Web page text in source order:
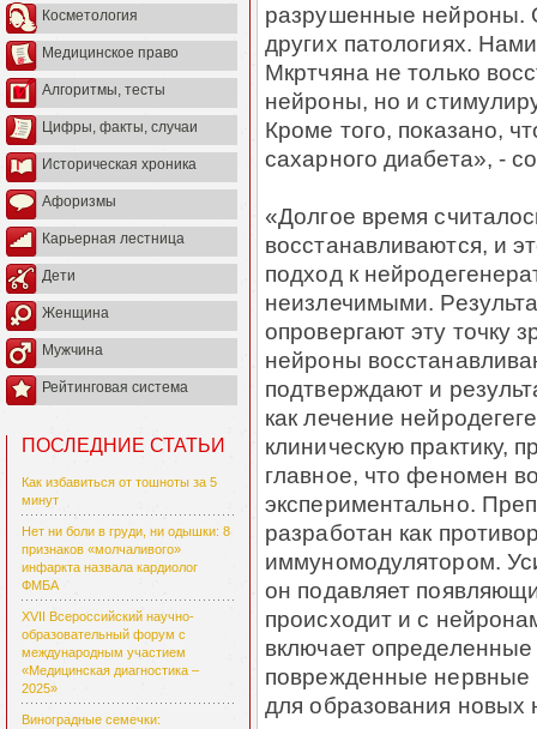
Косметология
Медицинское право
Алгоритмы, тесты
Цифры, факты, случаи
Историческая хроника
Афоризмы
Карьерная лестница
Дети
Женщина
Мужчина
Рейтинговая система
ПОСЛЕДНИЕ СТАТЬИ
Как избавиться от тошноты за 5
минут
Нет ни боли в груди, ни одышки: 8
признаков «молчаливого»
инфаркта назвала кардиолог
ФМБА
XVII Всероссийский научно-
образовательный форум с
международным участием
«Медицинская диагностика –
2025»
Виноградные семечки:
разрушенные нейроны.
других патологиях.
Мкртчяна не только
нейроны, но и
Кроме того, показано,
сахарного диабета», -
«Долгое время
восстанавливаются, и
подход к
неизлечимыми.
опровергают эту точку
нейроны
подтверждают и
как лечение
клиническую практику,
главное, что феномен
экспериментально.
разработан как
иммуномодулятором.
он подавляет
происходит и с
включает
поврежденные нервные
для образования новых